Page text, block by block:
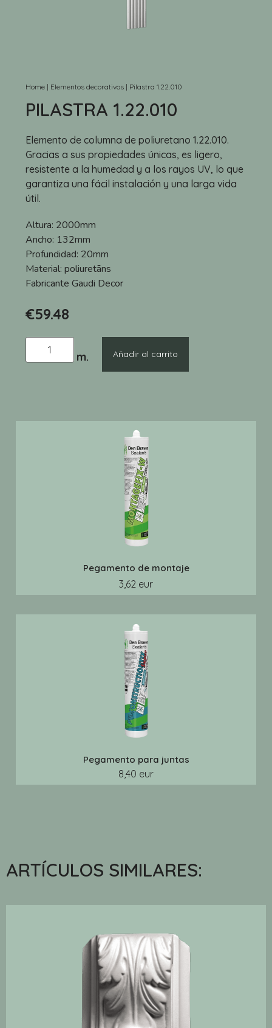
Home | Elementos decorativos | Pilastra 1.22.010
PILASTRA 1.22.010
Elemento de columna de poliuretano 1.22.010.
Gracias a sus propiedades únicas, es ligero,
resistente a la humedad y a los rayos UV, lo que
garantiza una fácil instalación y una larga vida
útil.
Altura: 2000mm
Ancho: 132mm
Profundidad: 20mm
Material: poliuretāns
Fabricante Gaudi Decor
€59.48
Añadir al carrito
Pegamento de montaje
3,62 eur
Pegamento para juntas
8,40 eur
ARTÍCULOS SIMILARES: